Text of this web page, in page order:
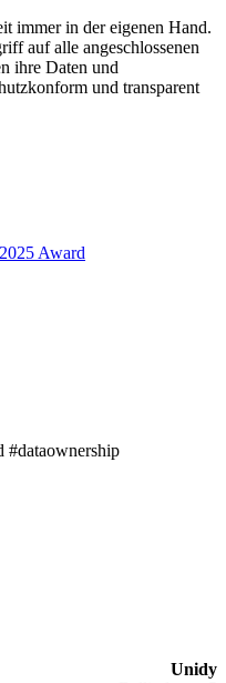
Award
immer in der eigenen Hand.
auf alle angeschlossenen
ihre Daten und
und transparent
#dataownership
Unidy